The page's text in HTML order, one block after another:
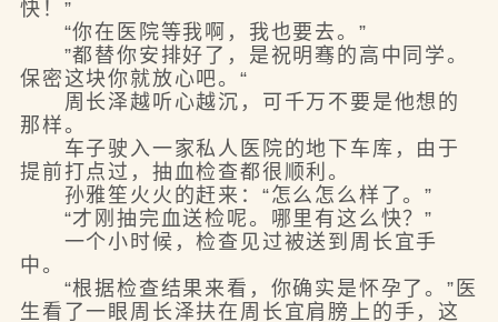
快！”
“你在医院等我啊，我也要去。”
”都替你安排好了，是祝明骞的高中同学。
保密这块你就放心吧。“
周长泽越听心越沉，可千万不要是他想的
那样。
车子驶入一家私人医院的地下车库，由于
提前打点过，抽血检查都很顺利。
孙雅笙火火的赶来：“怎么怎么样了。”
“才刚抽完血送检呢。哪里有这么快？”
一个小时候，检查见过被送到周长宜手
中。
“根据检查结果来看，你确实是怀孕了。”医
生看了一眼周长泽扶在周长宜肩膀上的手，这